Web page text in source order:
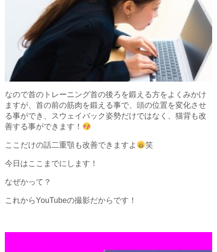
なので首のトレーニング首の後ろを鍛える方をよくみかけ
ますが、首の前の筋肉を鍛える事で、頭の位置を変化させ
る事ができ、スウェイバック姿勢だけではなく、猫背も改
善する事ができます！
ここだけの話二重顎も改善できますよ 笑
今日はここまでにします！
なぜかって？
これからYouTubeの撮影だからです！